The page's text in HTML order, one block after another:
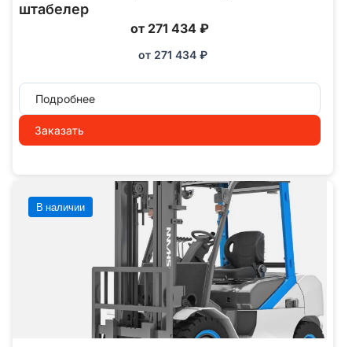
штабелер
от 271 434 ₽
от 271 434 ₽
Подробнее
Заказать
В наличии